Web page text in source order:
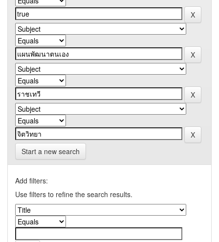
Start a new search
Add filters:
Use filters to refine the search results.